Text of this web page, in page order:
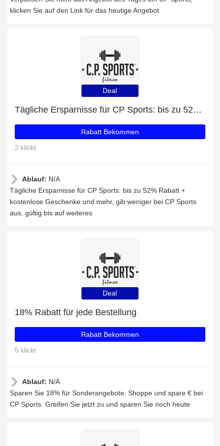
klicken Sie auf den Link für das heutige Angebot
Deal
Tägliche Ersparnisse für CP Sports: bis zu 52% Rabatt + kostenlose Geschenke und mehr
Rabatt Bekommen
2 klickt
Ablauf: N/A
Tägliche Ersparnisse für CP Sports: bis zu 52% Rabatt +
kostenlose Geschenke und mehr, gib weniger bei CP Sports
aus, gültig bis auf weiteres
Deal
18% Rabatt für jede Bestellung
Rabatt Bekommen
5 klickt
Ablauf: N/A
Sparen Sie 18% für Sonderangebote, Shoppe und spare € bei
CP Sports. Greifen Sie jetzt zu und sparen Sie noch heute